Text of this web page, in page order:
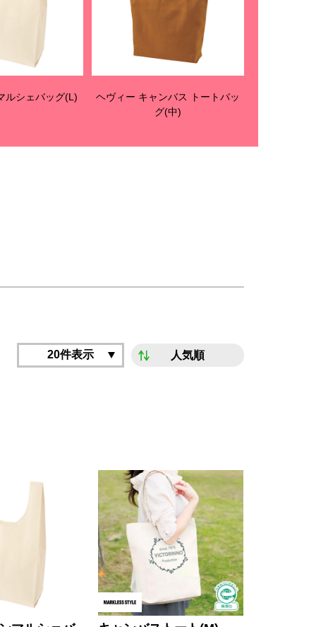
ルシェバッグ(L)
ヘヴィー キャンバス トートバッ
グ(中)
20件表示 人気順